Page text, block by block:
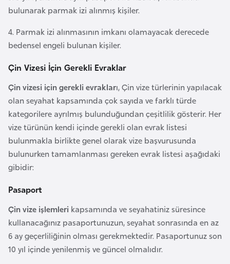
bulunarak parmak izi alınmış kişiler.
4. Parmak izi alınmasının imkanı olamayacak derecede
bedensel engeli bulunan kişiler.
Çin Vizesi İçin Gerekli Evraklar
Çin vizesi için gerekli evrakları, Çin vize türlerinin yapılacak
olan seyahat kapsamında çok sayıda ve farklı türde
kategorilere ayrılmış bulunduğundan çeşitlilik gösterir. Her
vize türünün kendi içinde gerekli olan evrak listesi
bulunmakla birlikte genel olarak vize başvurusunda
bulunurken tamamlanması gereken evrak listesi aşağıdaki
gibidir:
Pasaport
Çin vize işlemleri kapsamında ve seyahatiniz süresince
kullanacağınız pasaportunuzun, seyahat sonrasında en az
6 ay geçerliliğinin olması gerekmektedir. Pasaportunuz son
10 yıl içinde yenilenmiş ve güncel olmalıdır.
h
l
i
i
n
l
a
n
d
i
a
F
r
a